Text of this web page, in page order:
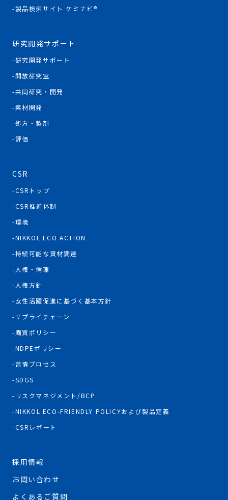
製品検索サイト ケミナビ®
研究開発サポート
研究開発サポート
開放研究室
共同研究・開発
素材開発
処方・製剤
評価
CSR
CSRトップ
CSR推進体制
環境
NIKKOL ECO ACTION
持続可能な資材調達
人権・倫理
人権方針
女性活躍促進に基づく基本方針
サプライチェーン
購買ポリシー
NDPEポリシー
苦情プロセス
SDGS
リスクマネジメント/BCP
NIKKOL ECO-FRIENDLY POLICYおよび製品定義
CSRレポート
採用情報
お問い合わせ
よくあるご質問